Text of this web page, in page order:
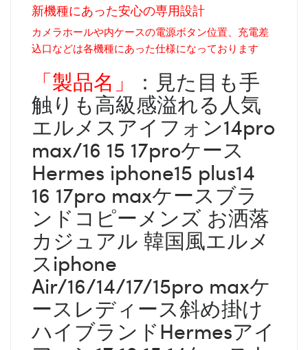
新機種にあった安心の専用設計
カメラホールや内ケースの電源ボタン位置、充電差
込口などは各機種にあった仕様になっております
「製品名」 ：見た目も手
触りも高級感溢れる人気
エルメスアイフォン14pro
max/16 15 17proケース
Hermes iphone15 plus14
16 17pro maxケースブラ
ンドコピーメンズ お洒落
カジュアル 韓国風エルメ
スiphone
Air/16/14/17/15pro maxケ
ースレディース斜め掛け
ハイブランドHermesアイ